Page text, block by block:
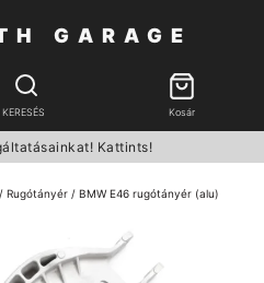
GARAGE
KERESÉS Kosár
Kattints!
/ Rugótányér / BMW E46 rugótányér (alu)